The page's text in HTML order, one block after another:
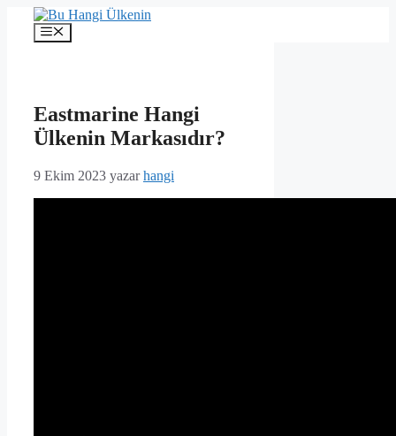
İçeriğe
Menü
Eastmarine Hangi
Ülkenin Markasıdır?
9 Ekim 2023 yazarhangi